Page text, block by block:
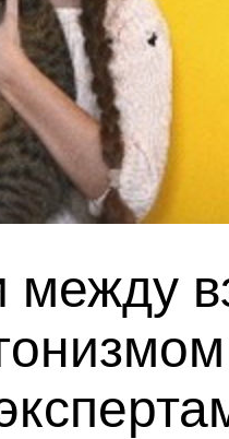
между